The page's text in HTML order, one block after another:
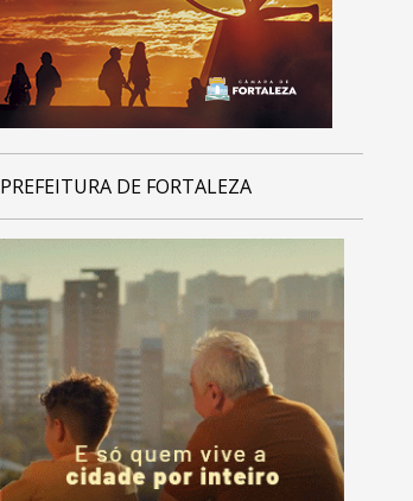
PREFEITURA DE FORTALEZA